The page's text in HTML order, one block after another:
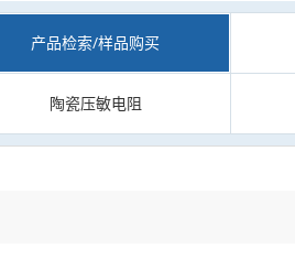
产品检索/样品购买
陶瓷压敏电阻